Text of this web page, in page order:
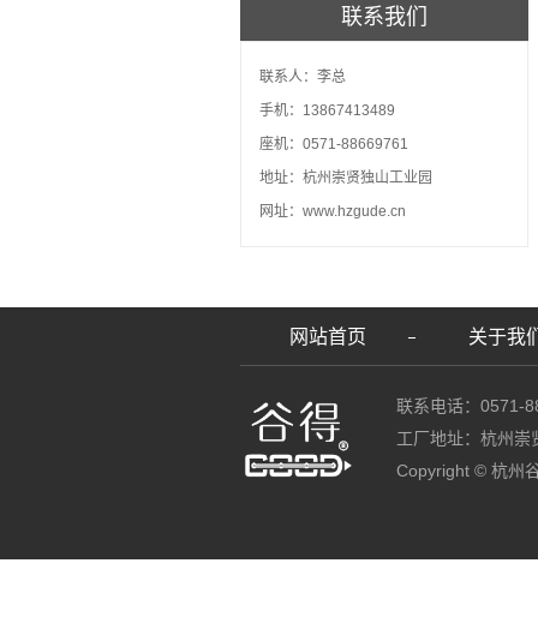
联系我们
联系人：李总
手机：13867413489
座机：0571-88669761
地址：杭州崇贤独山工业园
网址：www.hzgude.cn
网站首页 关于我
联系电话：0571-
工厂地址：杭州崇
Copyright © 杭州